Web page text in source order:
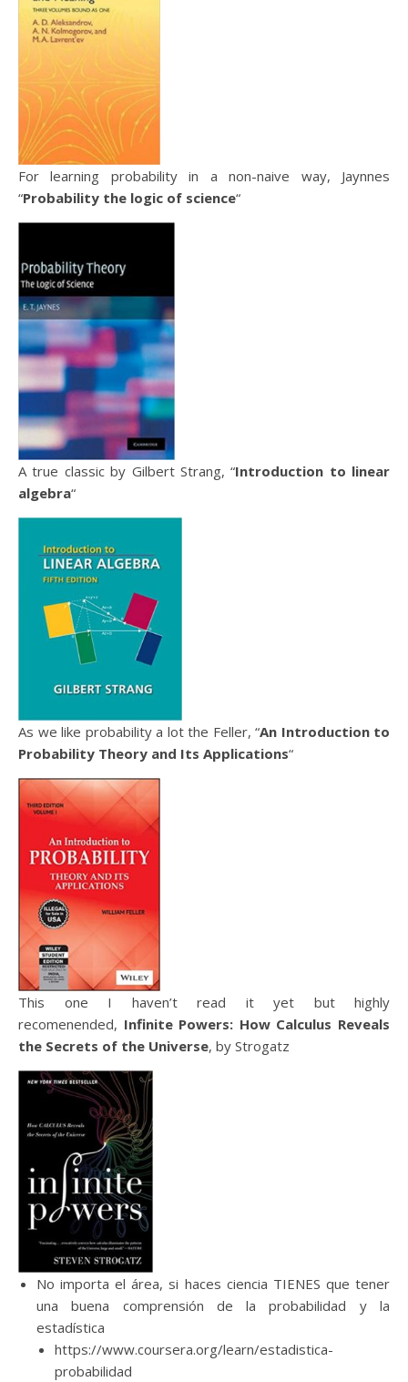
For learning probability in a non-naive way, Jaynnes
“Probability the logic of science“
A true classic by Gilbert Strang, “Introduction to linear
algebra“
As we like probability a lot the Feller, “An Introduction to
Probability Theory and Its Applications“
This one I haven’t read it yet but highly
recomenended, Infinite Powers: How Calculus Reveals
the Secrets of the Universe, by Strogatz
No importa el área, si haces ciencia TIENES que tener
una buena comprensión de la probabilidad y la
estadística
https://www.coursera.org/learn/estadistica-
probabilidad